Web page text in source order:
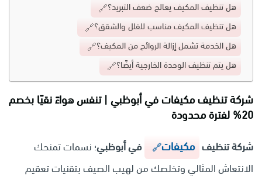
هل تنظيف المكيف يعالج ضعف التبريد؟
هل تنظيف المكيف مناسب للفلل والشقق؟
هل الخدمة تشمل إزالة الروائح من المكيف؟
هل يتم تنظيف الوحدة الخارجية أيضًا؟
شركة تنظيف مكيفات في أبوظبي | تنفس هواءً نقيًا بخصم
20% لفترة محدودة
شركة تنظيف مكيفات في أبوظبي؛ نسمات تمنحك
الانتعاش المثالي وتخلصك من لهيب الصيف بتقنيات تعقيم